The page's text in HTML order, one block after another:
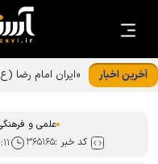
آخرین اخبار
«ایران امام رضا
علمی و
کد خبر :۳۶۵۱۶۵